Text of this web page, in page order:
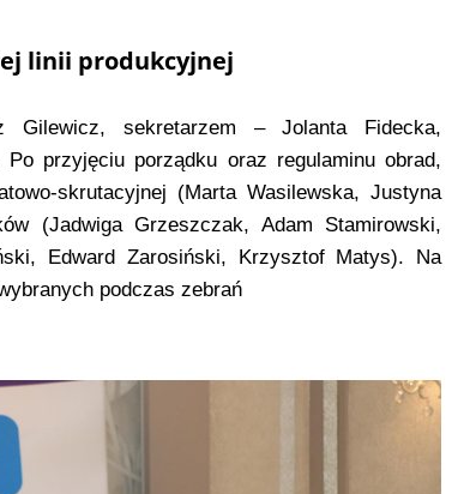
linii produkcyjnej
Gilewicz, sekretarzem – Jolanta Fidecka,
przyjęciu porządku oraz regulaminu obrad,
skrutacyjnej (Marta Wasilewska, Justyna
(Jadwiga Grzeszczak, Adam Stamirowski,
Edward Zarosiński, Krzysztof Matys). Na
podczas zebrań